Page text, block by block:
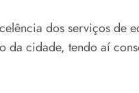
dos serviços de
cidade, tendo aí